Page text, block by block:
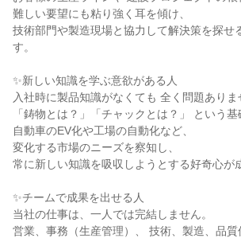
難しい要望にも粘り強く耳を傾け、
技術部門や製造現場と協力して解決策を探せ
す。
✨新しい知識を学ぶ意欲がある人
入社時に製品知識がなくても 全く問題ありま
「鋳物とは？」「チャックとは？」 という基
自動車のEV化や工場の自動化など、
変化する市場のニーズを察知し、
常に新しい知識を吸収しようとする好奇心が
✨チームで成果を出せる人
当社の仕事は、一人では完結しません。
営業、事務（生産管理）、 技術、製造、品質